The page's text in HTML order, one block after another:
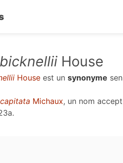
House
House est un synonyme
Michaux, un nom
.